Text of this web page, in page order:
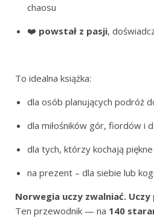
chaosu
❤️ powstał z pasji,
To idealna książka:
dla osób planujących podróż
dla miłośników gór, fiordów i
dla tych, którzy kochają
na prezent – dla siebie lub
Norwegia uczy zwalniać.
Ten przewodnik — na 140